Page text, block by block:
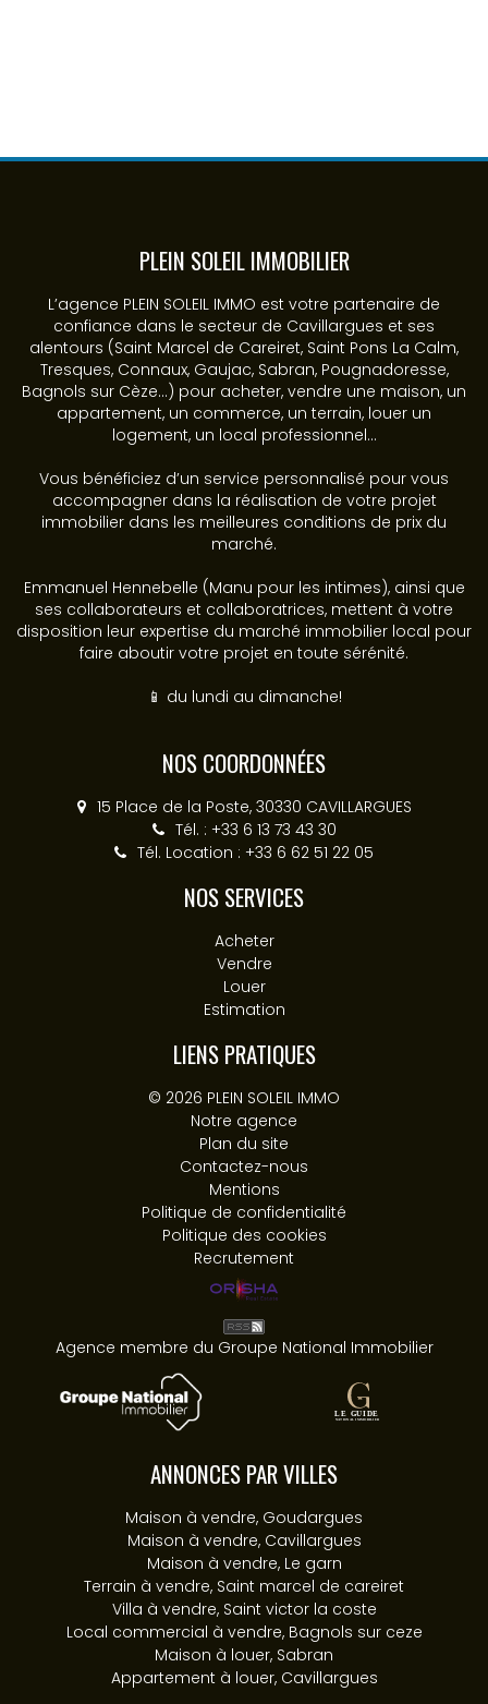
PLEIN SOLEIL IMMOBILIER
L’agence PLEIN SOLEIL IMMO est votre partenaire de
confiance dans le secteur de Cavillargues et ses
alentours (Saint Marcel de Careiret, Saint Pons La Calm,
Tresques, Connaux, Gaujac, Sabran, Pougnadoresse,
Bagnols sur Cèze...) pour acheter, vendre une maison, un
appartement, un commerce, un terrain, louer un
logement, un local professionnel...
Vous bénéficiez d’un service personnalisé pour vous
accompagner dans la réalisation de votre projet
immobilier dans les meilleures conditions de prix du
marché.
Emmanuel Hennebelle (Manu pour les intimes), ainsi que
ses collaborateurs et collaboratrices, mettent à votre
disposition leur expertise du marché immobilier local pour
faire aboutir votre projet en toute sérénité.
📱 du lundi au dimanche!
NOS COORDONNÉES
15 Place de la Poste, 30330 CAVILLARGUES
Tél. : +33 6 13 73 43 30
Tél. Location : +33 6 62 51 22 05
NOS SERVICES
Acheter
Vendre
Louer
Estimation
LIENS PRATIQUES
© 2026 PLEIN SOLEIL IMMO
Notre agence
Plan du site
Contactez-nous
Mentions
Politique de confidentialité
Politique des cookies
Recrutement
Agence membre du Groupe National Immobilier
ANNONCES PAR VILLES
Maison à vendre, Goudargues
Maison à vendre, Cavillargues
Maison à vendre, Le garn
Terrain à vendre, Saint marcel de careiret
Villa à vendre, Saint victor la coste
Local commercial à vendre, Bagnols sur ceze
Maison à louer, Sabran
Appartement à louer, Cavillargues